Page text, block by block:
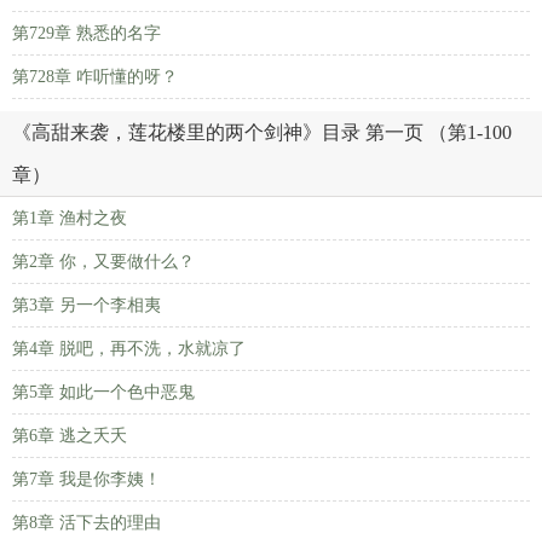
第729章 熟悉的名字
第728章 咋听懂的呀？
《高甜来袭，莲花楼里的两个剑神》目录 第一页 （第1-100
章）
第1章 渔村之夜
第2章 你，又要做什么？
第3章 另一个李相夷
第4章 脱吧，再不洗，水就凉了
第5章 如此一个色中恶鬼
第6章 逃之夭夭
第7章 我是你李姨！
第8章 活下去的理由